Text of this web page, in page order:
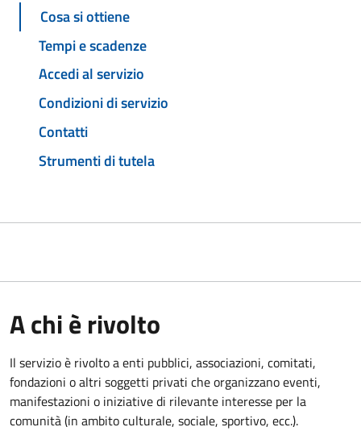
Cosa si ottiene
Tempi e scadenze
Accedi al servizio
Condizioni di servizio
Contatti
Strumenti di tutela
A chi è rivolto
Il servizio è rivolto a enti pubblici, associazioni, comitati,
fondazioni o altri soggetti privati che organizzano eventi,
manifestazioni o iniziative di rilevante interesse per la
comunità (in ambito culturale, sociale, sportivo, ecc.).